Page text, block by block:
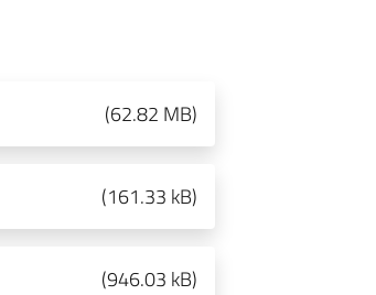
(62.82 MB)
(161.33 kB)
(946.03 kB)